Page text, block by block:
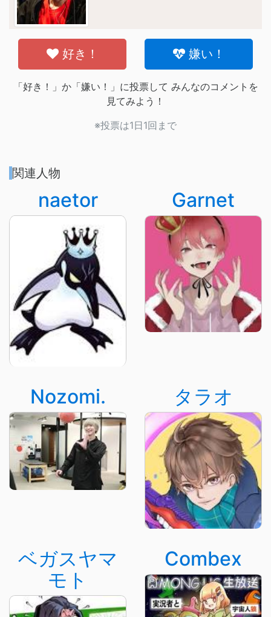
好き！ 嫌い！
「好き！」か「嫌い！」に投票して みんなのコメントを
見てみよう！
※投票は1日1回まで
関連人物
naetor Garnet
Nozomi. タラオ
ベガスヤマ
モト
Combex